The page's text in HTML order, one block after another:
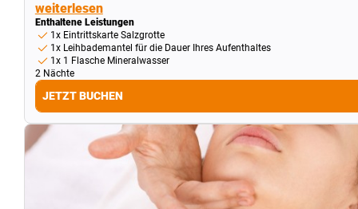
weiterlesen
Enthaltene Leistungen
1x Eintrittskarte Salzgrotte
1x Leihbademantel für die Dauer Ihres Aufenthaltes
1x 1 Flasche Mineralwasser
2 Nächte
JETZT BUCHEN